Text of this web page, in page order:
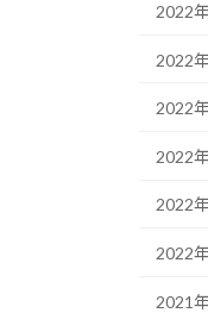
2022
2022
2022
2022
2022
2022
2021